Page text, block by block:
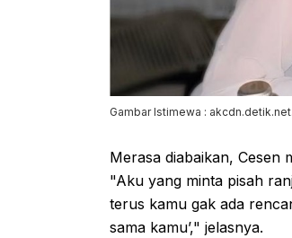
Gambar Istimewa :
Merasa diabaikan, Cesen
"Aku yang minta pisah
terus kamu gak ada
sama kamu’," jelasnya.